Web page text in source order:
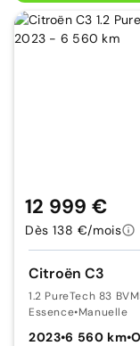
Citroën C3
1.2 PureTech 83
Essence•Manuelle
2023•6 560 km•
12 999 €
Dès 138 €/mois